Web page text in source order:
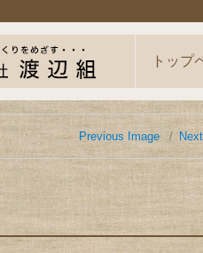
トップ
Previous Image